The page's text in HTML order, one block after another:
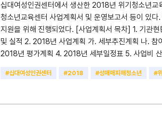
십대여성인권센터에서 생산한 2018년 위기청소년
청소년교육센터 사업계획서 및 운영보고서 등이 있
지원을 위해 진행되었다. [사업계획서 목차] 1. 기관
및 실적 2. 2018년 사업계획 가. 세부추진계획 나. 참
2018년 평가계획 4. 2018년 세부일정표 5. 사업비
례관리 결과보고 1. 상담 및 사례관리 개요 2. 상담
황 III. 우수사례 IV. 유관기관 협력체계 구축 회의 1.
#십대여성인권센터 #2018 #성매매피해청소년
#